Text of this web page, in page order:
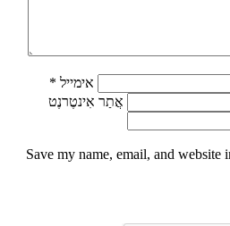
אימייל *
אֲתַר אִינטֶרנֶט
Save my name, email, and website